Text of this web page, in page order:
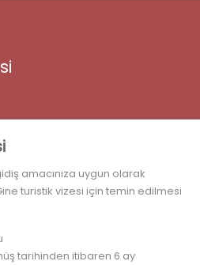
amacınıza uygun olarak
turistik vizesi için temin edilmesi
tarihinden itibaren 6 ay